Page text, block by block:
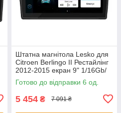
Штатна магнітола Lesko для
Citroen Berlingo II Рестайлінг
2012-2015 екран 9" 1/16Gb/
Wi-Fi GPS Optima 6шт
Готово до відправки 6 од.
5 454 ₴ 7 091 ₴